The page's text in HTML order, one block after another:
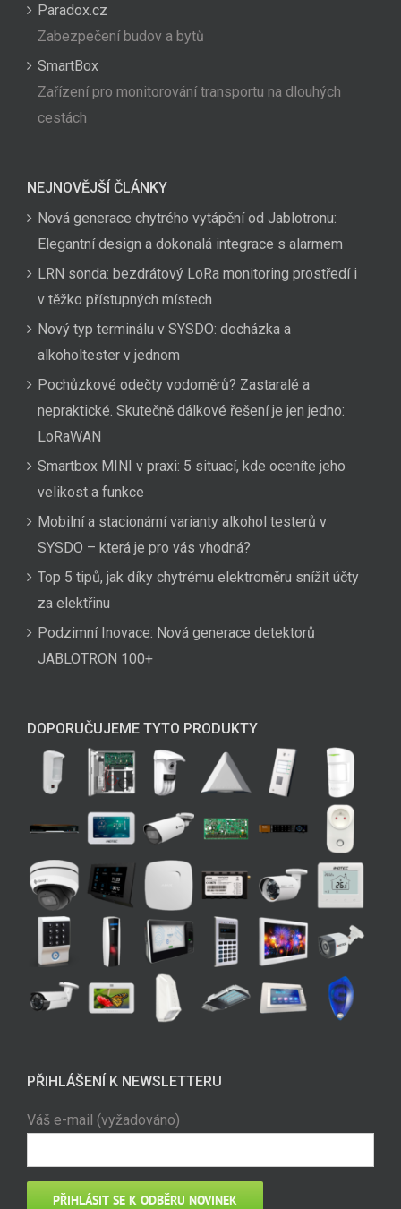
Paradox.cz
Zabezpečení budov a bytů
SmartBox
Zařízení pro monitorování transportu na dlouhých
cestách
NEJNOVĚJŠÍ ČLÁNKY
Nová generace chytrého vytápění od Jablotronu:
Elegantní design a dokonalá integrace s alarmem
LRN sonda: bezdrátový LoRa monitoring prostředí i
v těžko přístupných místech
Nový typ terminálu v SYSDO: docházka a
alkoholtester v jednom
Pochůzkové odečty vodoměrů? Zastaralé a
nepraktické. Skutečně dálkové řešení je jen jedno:
LoRaWAN
Smartbox MINI v praxi: 5 situací, kde oceníte jeho
velikost a funkce
Mobilní a stacionární varianty alkohol testerů v
SYSDO – která je pro vás vhodná?
Top 5 tipů, jak díky chytrému elektroměru snížit účty
za elektřinu
Podzimní Inovace: Nová generace detektorů
JABLOTRON 100+
DOPORUČUJEME TYTO PRODUKTY
PŘIHLÁŠENÍ K NEWSLETTERU
Váš e-mail (vyžadováno)